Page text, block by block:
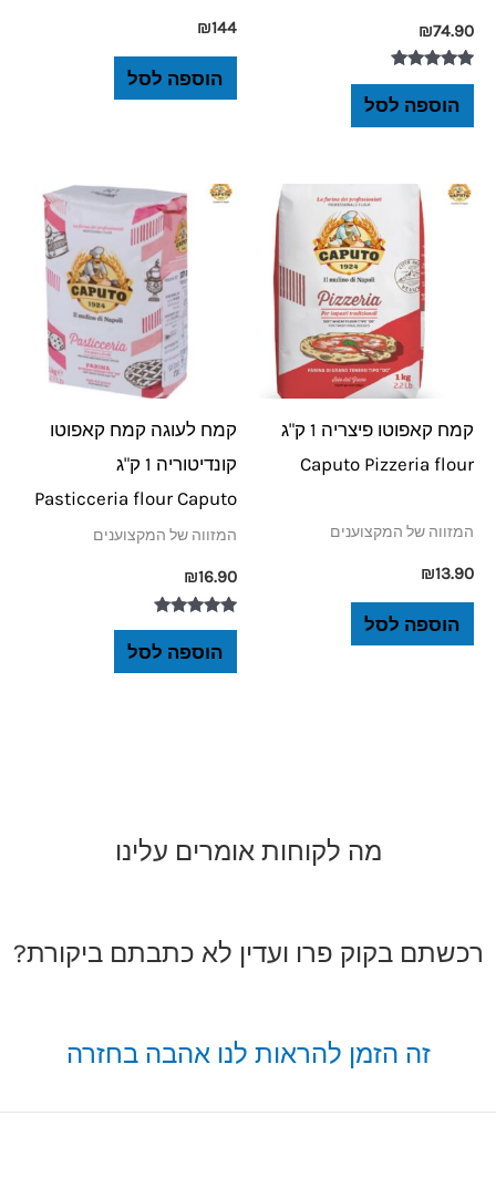
₪74.90
דורג
5.00
מתוך 5
הוספה לסל
₪144
הוספה לסל
קמח קאפוטו פיצריה 1 ק"ג
Caputo Pizzeria flour
המזווה של המקצוענים
₪13.90
הוספה לסל
קמח לעוגה קמח קאפוטו
קונדיטוריה 1 ק"ג
Pasticceria flour Caputo
המזווה של המקצוענים
₪16.90
דורג
מתוך 5
הוספה לסל
מה לקוחות אומרים עלינו
רכשתם בקוק פרו ועדין לא כתבתם ביקורת?
זה הזמן להראות לנו אהבה בחזרה